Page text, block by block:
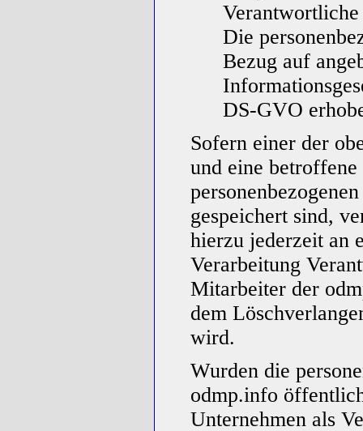
Die
Bezug auf
DS-GVO
Sofern einer der
und eine
gespeichert sind,
hierzu jederzeit an
Verarbeitung
Mitarbeiter der
dem
wird.
Wurden die
odmp.info
Unternehmen als